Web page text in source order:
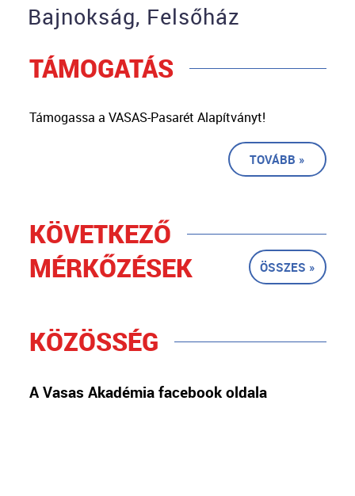
Bajnokság, Felsőház
TÁMOGATÁS
Támogassa a VASAS-Pasarét Alapítványt!
TOVÁBB »
KÖVETKEZŐ
MÉRKŐZÉSEK
ÖSSZES »
KÖZÖSSÉG
A Vasas Akadémia facebook oldala